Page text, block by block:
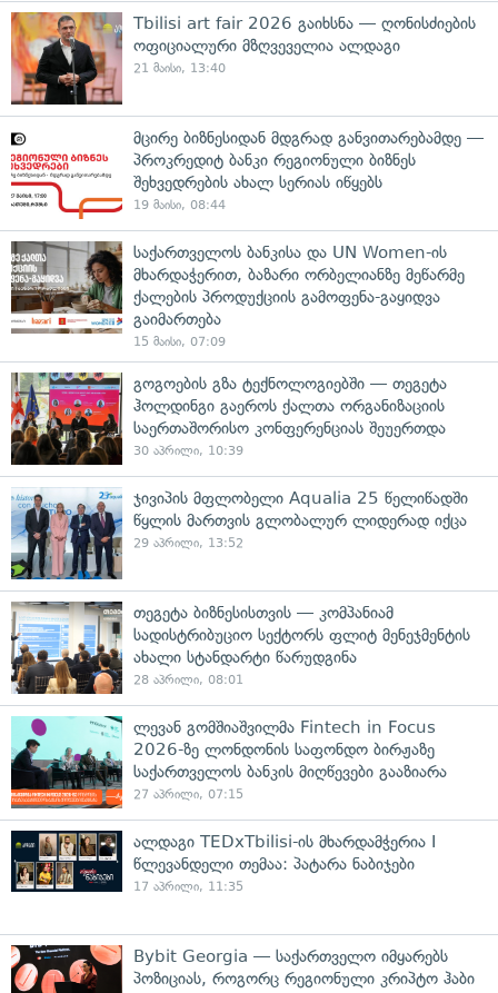
Tbilisi art fair 2026 გაიხსნა — ღონისძიების
ოფიციალური მზღვეველია ალდაგი
21 მაისი, 13:40
მცირე ბიზნესიდან მდგრად განვითარებამდე —
პროკრედიტ ბანკი რეგიონული ბიზნეს
შეხვედრების ახალ სერიას იწყებს
19 მაისი, 08:44
საქართველოს ბანკისა და UN Women-ის
მხარდაჭერით, ბაზარი ორბელიანზე მეწარმე
ქალების პროდუქციის გამოფენა-გაყიდვა
გაიმართება
15 მაისი, 07:09
გოგოების გზა ტექნოლოგიებში — თეგეტა
ჰოლდინგი გაეროს ქალთა ორგანიზაციის
საერთაშორისო კონფერენციას შეუერთდა
30 აპრილი, 10:39
ჯივიპის მფლობელი Aqualia 25 წელიწადში
წყლის მართვის გლობალურ ლიდერად იქცა
29 აპრილი, 13:52
თეგეტა ბიზნესისთვის — კომპანიამ
სადისტრიბუციო სექტორს ფლიტ მენეჯმენტის
ახალი სტანდარტი წარუდგინა
28 აპრილი, 08:01
ლევან გომშიაშვილმა Fintech in Focus
2026-ზე ლონდონის საფონდო ბირჟაზე
საქართველოს ბანკის მიღწევები გააზიარა
27 აპრილი, 07:15
ალდაგი TEDxTbilisi-ის მხარდამჭერია I
წლევანდელი თემაა: პატარა ნაბიჯები
17 აპრილი, 11:35
Bybit Georgia — საქართველო იმყარებს
პოზიციას, როგორც რეგიონული კრიპტო ჰაბი